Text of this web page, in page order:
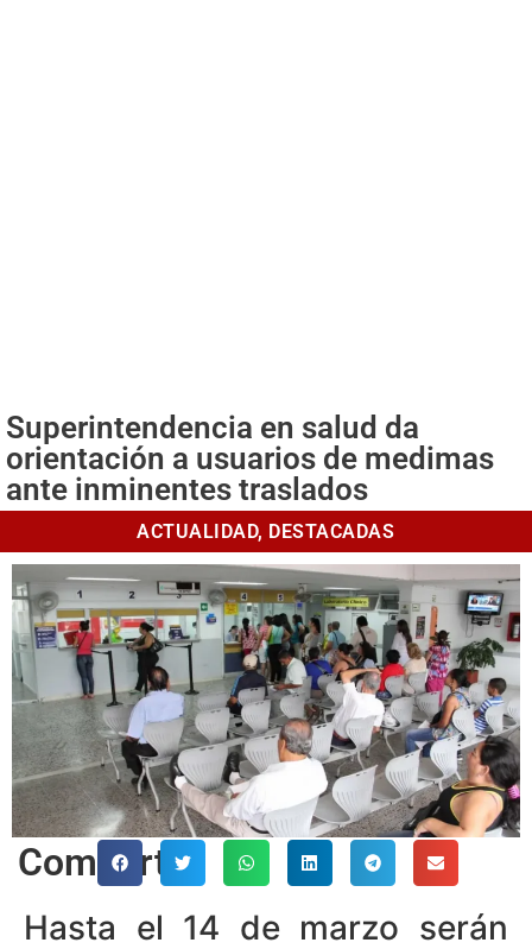
Superintendencia en salud da
orientación a usuarios de medimas
ante inminentes traslados
ACTUALIDAD, DESTACADAS
Comparte
Hasta el 14 de marzo serán